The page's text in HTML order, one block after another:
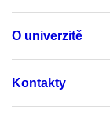
O univerzitě
Kontakty